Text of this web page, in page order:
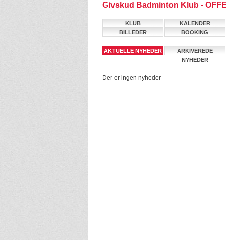
Givskud Badminton Klub -
KLUB
KALENDER
BILLEDER
BOOKING
AKTUELLE NYHEDER
ARKIVEREDE
NYHEDER
Der er ingen nyheder